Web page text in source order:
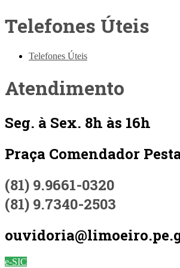
Telefones Úteis
Telefones Úteis
Atendimento
Seg. à Sex. 8h às 16h
Praça Comendador
(81) 9.9661-0320
(81) 9.7340-2503
e-SIC